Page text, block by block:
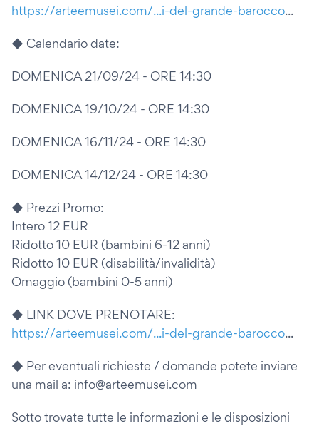
https://arteemusei.com/...i-del-grande-barocco...
◆ Calendario date:
DOMENICA 21/09/24 - ORE 14:30
DOMENICA 19/10/24 - ORE 14:30
DOMENICA 16/11/24 - ORE 14:30
DOMENICA 14/12/24 - ORE 14:30
◆ Prezzi Promo:
Intero 12 EUR
Ridotto 10 EUR (bambini 6-12 anni)
Ridotto 10 EUR (disabilità/invalidità)
Omaggio (bambini 0-5 anni)
◆ LINK DOVE PRENOTARE:
https://arteemusei.com/...i-del-grande-barocco...
◆ Per eventuali richieste / domande potete inviare
una mail a: info@arteemusei.com
Sotto trovate tutte le informazioni e le disposizioni